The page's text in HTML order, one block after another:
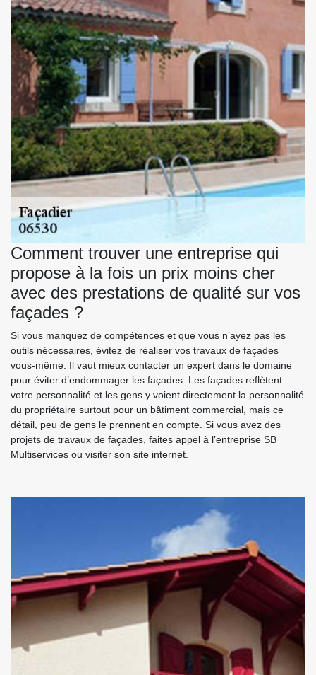
Comment trouver une entreprise qui
propose à la fois un prix moins cher
avec des prestations de qualité sur vos
façades ?
Si vous manquez de compétences et que vous n’ayez pas les
outils nécessaires, évitez de réaliser vos travaux de façades
vous-même. Il vaut mieux contacter un expert dans le domaine
pour éviter d’endommager les façades. Les façades reflètent
votre personnalité et les gens y voient directement la personnalité
du propriétaire surtout pour un bâtiment commercial, mais ce
détail, peu de gens le prennent en compte. Si vous avez des
projets de travaux de façades, faites appel à l’entreprise SB
Multiservices ou visiter son site internet.